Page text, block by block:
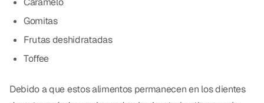
Gomitas
Frutas deshidratadas
Toffee
Debido a que estos alimentos permanecen en los dientes